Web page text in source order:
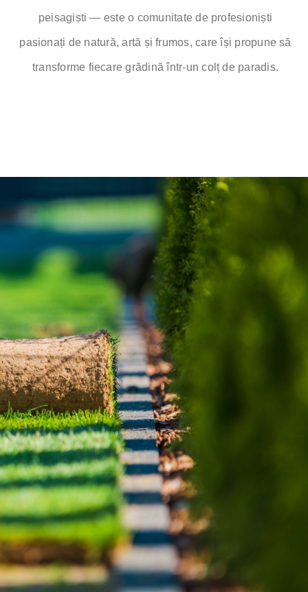
peisagiști — este o comunitate de profesioniști
pasionați de natură, artă și frumos, care își propune să
transforme fiecare grădină într-un colț de paradis.